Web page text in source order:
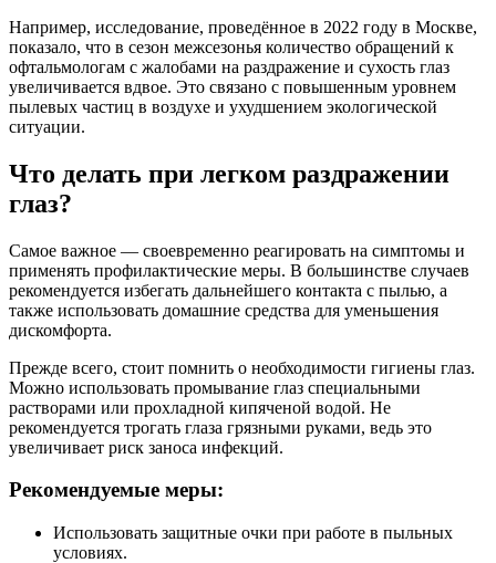
Например, исследование, проведённое в 2022 году в Москве,
показало, что в сезон межсезонья количество обращений к
офтальмологам с жалобами на раздражение и сухость глаз
увеличивается вдвое. Это связано с повышенным уровнем
пылевых частиц в воздухе и ухудшением экологической
ситуации.
Что делать при легком раздражении
глаз?
Самое важное — своевременно реагировать на симптомы и
применять профилактические меры. В большинстве случаев
рекомендуется избегать дальнейшего контакта с пылью, а
также использовать домашние средства для уменьшения
дискомфорта.
Прежде всего, стоит помнить о необходимости гигиены глаз.
Можно использовать промывание глаз специальными
растворами или прохладной кипяченой водой. Не
рекомендуется трогать глаза грязными руками, ведь это
увеличивает риск заноса инфекций.
Рекомендуемые меры:
Использовать защитные очки при работе в пыльных
условиях.